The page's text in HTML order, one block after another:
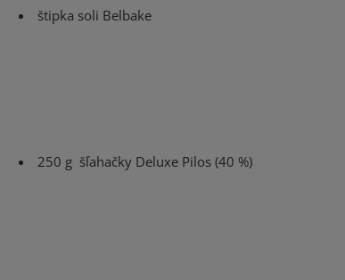
štipka soli Belbake
250 g šľahačky Deluxe Pilos (40 %)